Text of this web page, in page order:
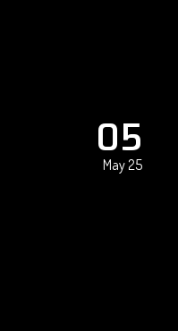
05
May 25